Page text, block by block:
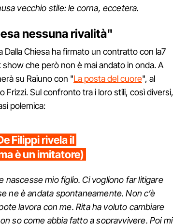
vecchio stile: le corna, eccetera.
nessuna rivalità"
Dalla Chiesa ha firmato un contratto con la7
che però non è mai andato in onda. A
su Raiuno con "La posta del cuore", al
Frizzi. Sul confronto tra i loro stili, così diversi,
polemica:
Filippi rivela il
è un imitatore)
nascesse mio figlio. Ci vogliono far litigare
ne è andata spontaneamente. Non c’è
lavora con me. Rita ha voluto cambiare
so come abbia fatto a sopravvivere. Poi mi